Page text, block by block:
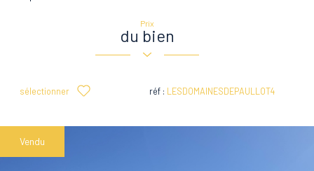
Prix
du bien
sélectionner réf : LESDOMAINESDEPAULLOT4
Vendu